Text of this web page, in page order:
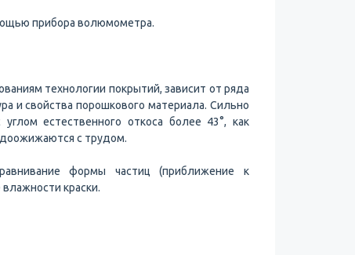
прибора волюмометра.
технологии покрытий, зависит от ряда
и свойства порошкового материала. Сильно
естественного откоса более 43°, как
с трудом.
формы частиц (приближение к
краски.